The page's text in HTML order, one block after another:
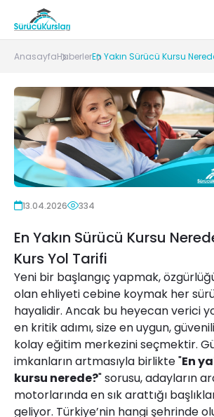
AnasayfaHaberlerEn Yakın Sürücü Kursu
13.04.2026 334
En Yakın Sürücü Kursu
Kurs Yol Tarifi
Yeni bir başlangıç yapmak,
olan ehliyeti cebine koymak her
hayalidir. Ancak bu heyecan verici
en kritik adımı, size en uygun,
kolay eğitim merkezini seçmektir.
imkanların artmasıyla birlikte "En
kursu nerede?" sorusu, adayların
motorlarında en sık arattığı
geliyor. Türkiye’nin hangi şehrinde